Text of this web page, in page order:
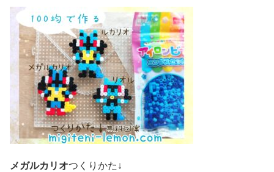
メガルカリオつくりかた↓